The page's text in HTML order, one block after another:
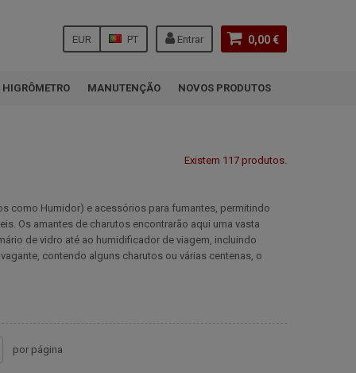
0,00 €
Entrar
PT
EUR
HIGRÔMETRO MANUTENÇÃO NOVOS PRODUTOS
Existem 117 produtos.
como Humidor) e acessórios para fumantes, permitindo
Os amantes de charutos encontrarão aqui uma vasta
de vidro até ao humidificador de viagem, incluindo
contendo alguns charutos ou várias centenas, o
por página